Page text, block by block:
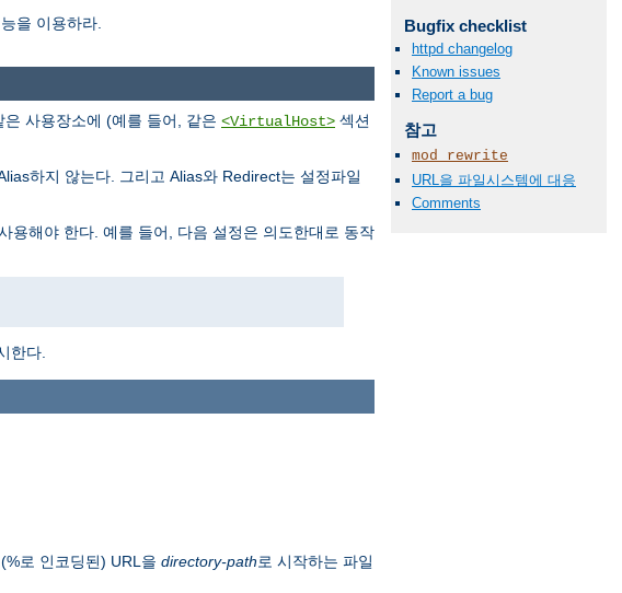
을 이용하라. Bugfix checklist
httpd changelog
Known issues
Report a bug
참고
mod_rewrite
URL을 파일시스템에 대응
Comments
사용장소에 (예를 들어, 같은 <VirtualHost> 섹션
하지 않는다. 그리고 Alias와 Redirect는 설정파일
용해야 한다. 예를 들어, 다음 설정은 의도한대로 동작
한다.
로 인코딩된) URL을 directory-path로 시작하는 파일